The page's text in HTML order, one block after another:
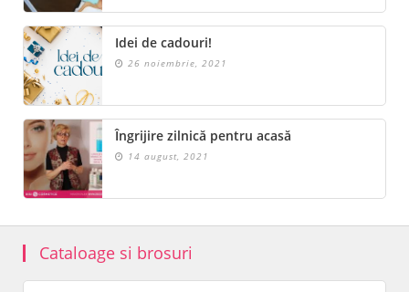
Idei de cadouri!
26 noiembrie, 2021
Îngrijire zilnică pentru acasă
14 august, 2021
Cataloage si brosuri